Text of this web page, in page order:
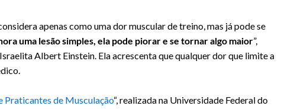
apenas como uma dor muscular de treino, mas já pode se
uma lesão simples, ela pode piorar e se tornar algo maior”,
Albert Einstein. Ela acrescenta que qualquer dor que limite a
Praticantes de Musculação“, realizada na Universidade Federal do